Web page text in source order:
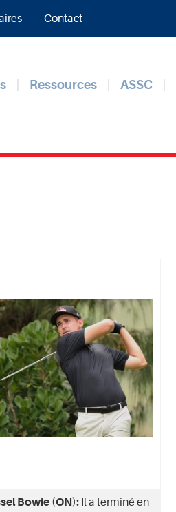
Contact
Ressources ASSC
Bowie (ON): Il a terminé en